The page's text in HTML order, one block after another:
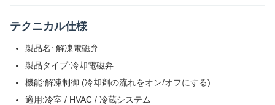
テクニカル仕様
製品名: 解凍電磁弁
製品タイプ:冷却電磁弁
機能:解凍制御 (冷却剤の流れをオン/オフにする)
適用:冷室 / HVAC / 冷蔵システム